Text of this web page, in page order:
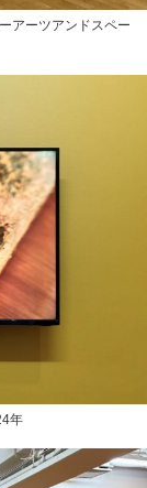
アーツアンドスペー
年